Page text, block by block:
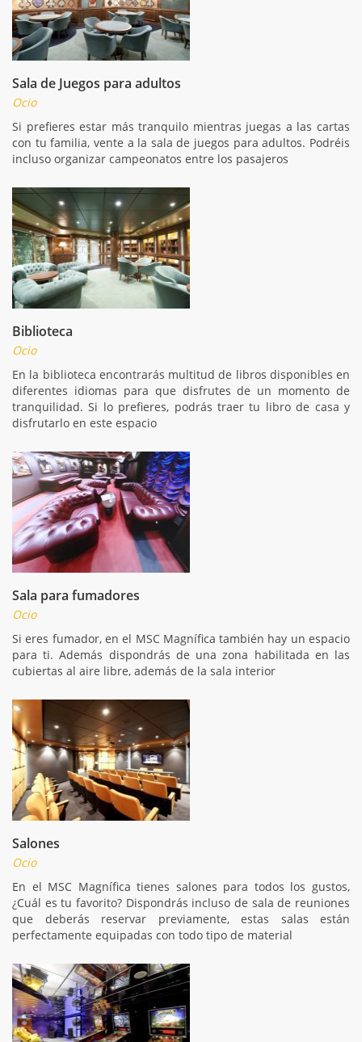
Sala de Juegos para adultos
Ocio
Si prefieres estar más tranquilo mientras juegas a las cartas
con tu familia, vente a la sala de juegos para adultos. Podréis
incluso organizar campeonatos entre los pasajeros
Biblioteca
Ocio
En la biblioteca encontrarás multitud de libros disponibles en
diferentes idiomas para que disfrutes de un momento de
tranquilidad. Si lo prefieres, podrás traer tu libro de casa y
disfrutarlo en este espacio
Sala para fumadores
Ocio
Si eres fumador, en el MSC Magnífica también hay un espacio
para ti. Además dispondrás de una zona habilitada en las
cubiertas al aire libre, además de la sala interior
Salones
Ocio
En el MSC Magnífica tienes salones para todos los gustos,
¿Cuál es tu favorito? Dispondrás incluso de sala de reuniones
que deberás reservar previamente, estas salas están
perfectamente equipadas con todo tipo de material